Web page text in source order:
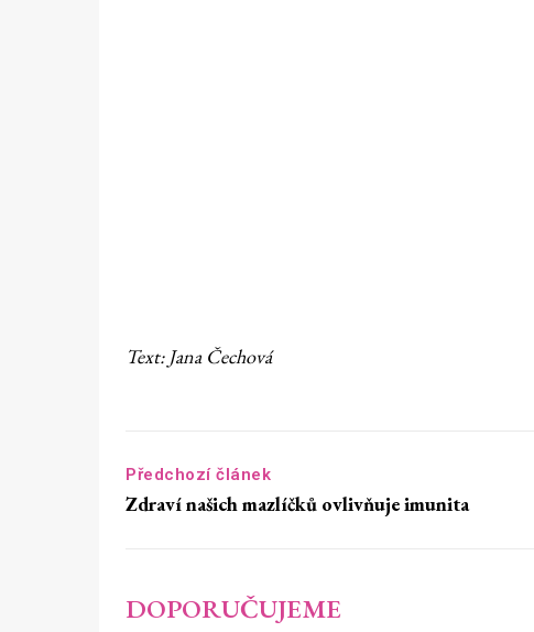
Text: Jana Čechová
Předchozí článek
Zdraví našich mazlíčků ovlivňuje imunita
DOPORUČUJEME